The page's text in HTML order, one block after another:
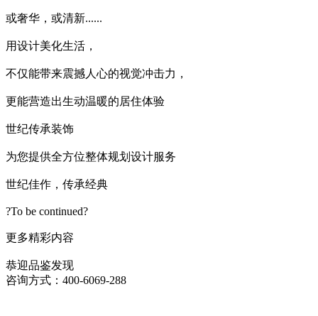
或奢华，或清新......
用设计美化生活，
不仅能带来震撼人心的视觉冲击力，
更能营造出生动温暖的居住体验
世纪传承装饰
为您提供全方位整体规划设计服务
世纪佳作，传承经典
?To be continued?
更多精彩内容
恭迎品鉴发现
咨询方式：400-6069-288